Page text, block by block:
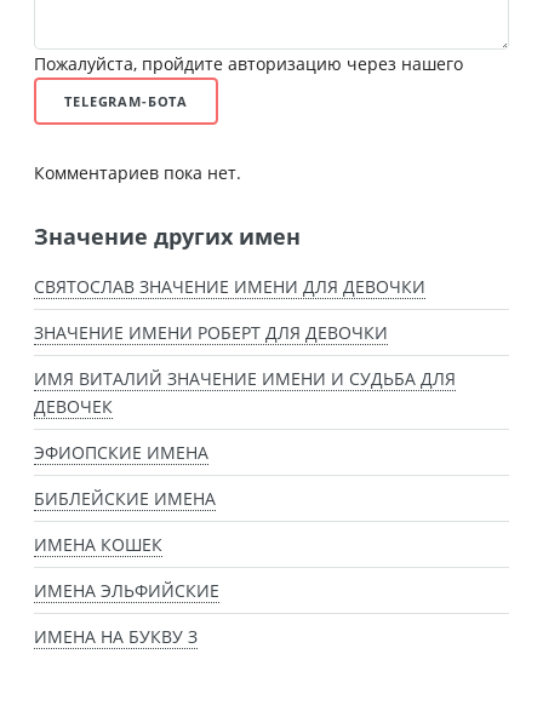
Пожалуйста, пройдите авторизацию через нашего
TELEGRAM-БОТА
Комментариев пока нет.
Значение других имен
СВЯТОСЛАВ ЗНАЧЕНИЕ ИМЕНИ ДЛЯ ДЕВОЧКИ
ЗНАЧЕНИЕ ИМЕНИ РОБЕРТ ДЛЯ ДЕВОЧКИ
ИМЯ ВИТАЛИЙ ЗНАЧЕНИЕ ИМЕНИ И СУДЬБА ДЛЯ
ДЕВОЧЕК
ЭФИОПСКИЕ ИМЕНА
БИБЛЕЙСКИЕ ИМЕНА
ИМЕНА КОШЕК
ИМЕНА ЭЛЬФИЙСКИЕ
ИМЕНА НА БУКВУ З